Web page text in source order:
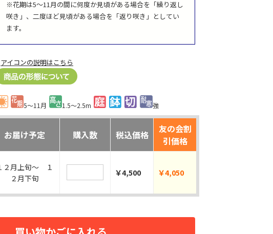
※花期は5～11月の間に何度か見頃がある場合を「繰り返し
咲き」、二度ほど見頃がある場合を「返り咲き」としてい
ます。
アイコンの説明はこちら
5～11月 1.5～2.5m 強
お届け予定 購入数 税込価格
友の会割
引価格
２月上旬～ １
２月下旬
￥4,500 ￥4,050